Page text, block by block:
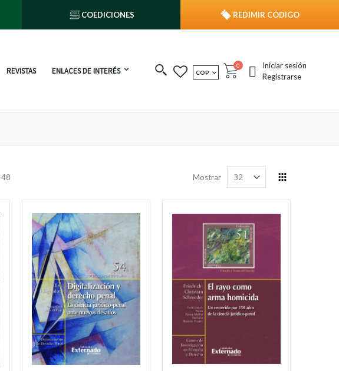
COEDICIONES REDIMIR CÓDIGO
REVISTAS ENLACES DE INTERÉS MONEDA
COP Cart
0 publicacionesIniciar sesión
Registrarse
Ver
48 Mostrar